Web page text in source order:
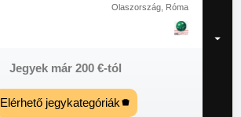
Olaszország, Róma
Jegyek már 200 €-tól
Elérhető jegykategóriák